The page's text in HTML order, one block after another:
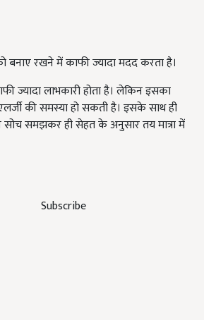
Subscribe
बनाए रखने में काफी ज्यादा मदद करता है।
लाभकारी होता है। लेकिन इसका
की समस्या हो सकती है। इसके साथ ही
समझकर ही सेहत के अनुसार तय मात्रा में